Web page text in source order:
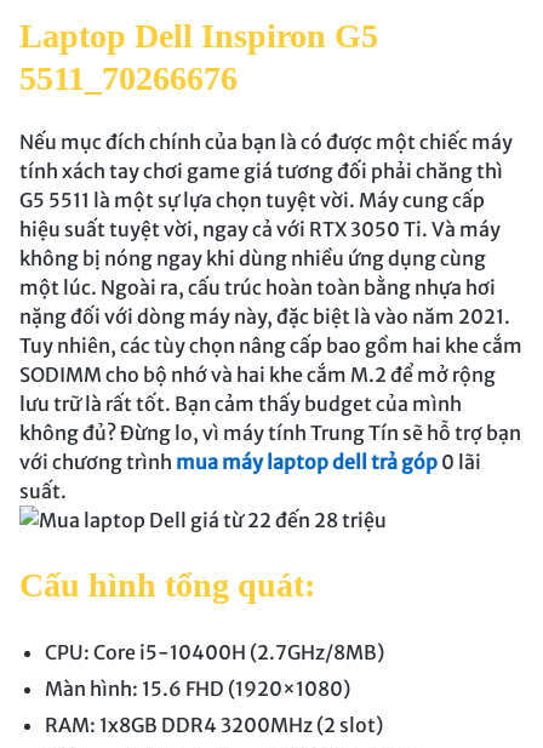
Laptop Dell Inspiron G5
5511_70266676
Nếu mục đích chính của bạn là có được một chiếc máy
tính xách tay chơi game giá tương đối phải chăng thì
G5 5511 là một sự lựa chọn tuyệt vời. Máy cung cấp
hiệu suất tuyệt vời, ngay cả với RTX 3050 Ti. Và máy
không bị nóng ngay khi dùng nhiều ứng dụng cùng
một lúc. Ngoài ra, cấu trúc hoàn toàn bằng nhựa hơi
nặng đối với dòng máy này, đặc biệt là vào năm 2021.
Tuy nhiên, các tùy chọn nâng cấp bao gồm hai khe cắm
SODIMM cho bộ nhớ và hai khe cắm M.2 để mở rộng
lưu trữ là rất tốt. Bạn cảm thấy budget của mình
không đủ? Đừng lo, vì máy tính Trung Tín sẽ hỗ trợ bạn
với chương trình mua máy laptop dell trả góp 0 lãi
suất.
Cấu hình tổng quát:
CPU: Core i5-10400H (2.7GHz/8MB)
Màn hình: 15.6 FHD (1920×1080)
RAM: 1x8GB DDR4 3200MHz (2 slot)